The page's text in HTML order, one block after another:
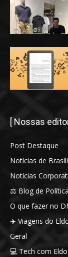
[ Nossas
Post Destaque
Notícias de
Notícias
⚖️ Blog de
O que fazer no
✈️ Viagens do
Geral
💻 Tech com Eldo